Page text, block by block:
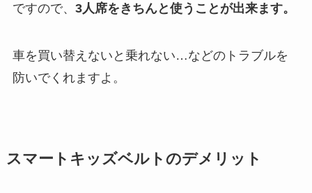
ですので、 3人席をきちんと使うことが出来ます。
車を買い替えないと乗れない…などのトラブルを
防いでくれますよ。
スマートキッズベルトのデメリット